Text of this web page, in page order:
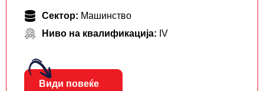
Сектор: Машинство
Ниво на квалификација: IV
Види повеќе